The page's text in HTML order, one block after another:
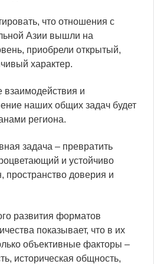
что отношения с
Азии вышли на
при­обрели открытый,
характер.
взаимодействия и
наших общих задач будет
региона.
задача – превратить
и устойчиво
пространство доверия и
развития форматов
показывает, что в их
объективные факторы –
историческая общ­ность,